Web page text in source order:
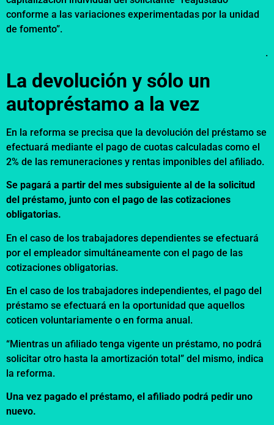
conforme a las variaciones experimentadas por la unidad
de fomento”.
.
La devolución y sólo un
autopréstamo a la vez
En la reforma se precisa que la devolución del préstamo se
efectuará mediante el pago de cuotas calculadas como el
2% de las remuneraciones y rentas imponibles del afiliado.
Se pagará a partir del mes subsiguiente al de la solicitud
del préstamo, junto con el pago de las cotizaciones
obligatorias.
En el caso de los trabajadores dependientes se efectuará
por el empleador simultáneamente con el pago de las
cotizaciones obligatorias.
En el caso de los trabajadores independientes, el pago del
préstamo se efectuará en la oportunidad que aquellos
coticen voluntariamente o en forma anual.
“Mientras un afiliado tenga vigente un préstamo, no podrá
solicitar otro hasta la amortización total” del mismo, indica
la reforma.
Una vez pagado el préstamo, el afiliado podrá pedir uno
nuevo.